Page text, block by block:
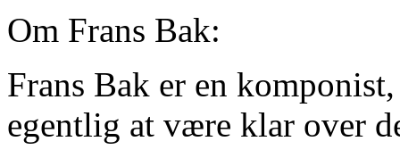
Om Frans Bak:
Frans Bak er en
egentlig at være klar over